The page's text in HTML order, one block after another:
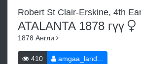
Robert St Clair-Erskine, 4th
ATALANTA 1878 гүү
1878 Англи
410 amgaa_land...